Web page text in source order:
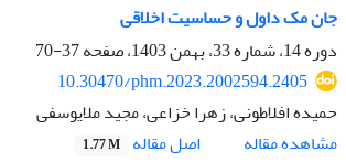
جان مک داول و حساسیت اخلاقی
دوره 14، شماره 33، بهمن 1403، صفحه
37-70
10.30470/phm.2023.2002594.2405
حمیده افلاطونی، زهرا خزاعی، مجید ملایوسفی
مشاهده مقاله
اصل مقاله 1.77 M